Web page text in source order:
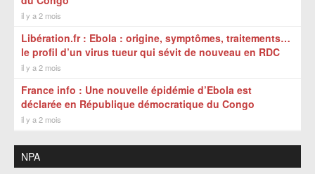
il y a 2 mois
Libération.fr : Ebola : origine, symptômes, traitements…
le profil d’un virus tueur qui sévit de nouveau en RDC
il y a 2 mois
France info : Une nouvelle épidémie d’Ebola est
déclarée en République démocratique du Congo
il y a 2 mois
NPA